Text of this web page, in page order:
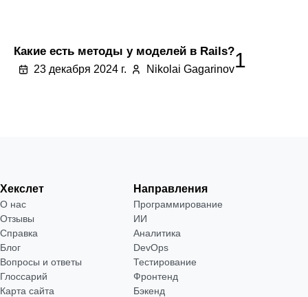
Какие есть методы у моделей в Rails?
23 декабря 2024 г. Nikolai Gagarinov1
Хекслет
О нас
Отзывы
Справка
Блог
Вопросы и ответы
Глоссарий
Карта сайта
Направления
Программирование
ИИ
Аналитика
DevOps
Тестирование
Фронтенд
Бэкенд